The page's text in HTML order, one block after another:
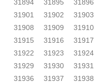
31894 31895 31896
31901
31902 31903
31908
31909 31910
31915
31916 31917
31922
31923 31924
31929
31930 31931
31936
31937 31938